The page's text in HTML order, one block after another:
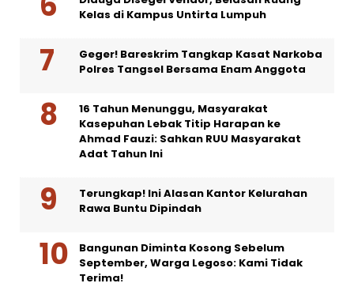
Kelas di Kampus Untirta Lumpuh
Geger! Bareskrim Tangkap Kasat Narkoba
Polres Tangsel Bersama Enam Anggota
16 Tahun Menunggu, Masyarakat
Kasepuhan Lebak Titip Harapan ke
Ahmad Fauzi: Sahkan RUU Masyarakat
Adat Tahun Ini
Terungkap! Ini Alasan Kantor Kelurahan
Rawa Buntu Dipindah
Bangunan Diminta Kosong Sebelum
September, Warga Legoso: Kami Tidak
Terima!